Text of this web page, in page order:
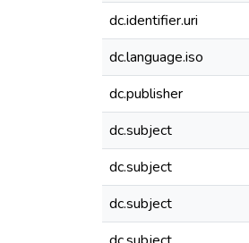
dc.identifier.uri
dc.language.iso
dc.publisher
dc.subject
dc.subject
dc.subject